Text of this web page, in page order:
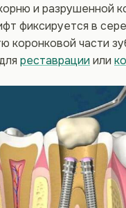
и разрушенной
фиксируется в
коронковой части
реставрации или